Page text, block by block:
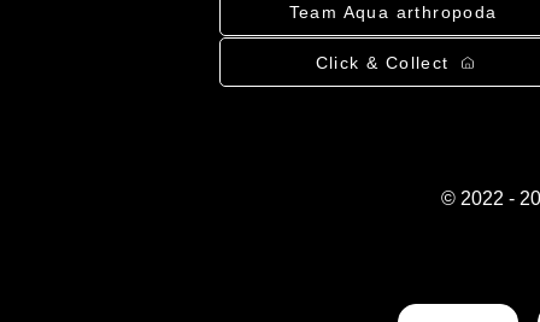
Team Aqua arthropoda
Click & Collect
© 2022 -